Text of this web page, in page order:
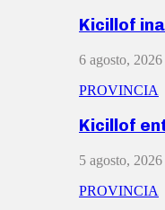
Kicillof
6 agosto, 2026
PROVINCIA
Kicillof
5 agosto, 2026
PROVINCIA